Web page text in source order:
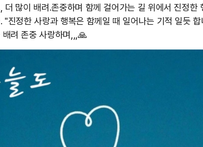
더 많이 배려.존중하며 함께 걸어가는 길 위에서 진정한
"진정한 사랑과 행복은 함께일 때 일어나는 기적 일듯
배려 존중 사랑하며,,,🙏